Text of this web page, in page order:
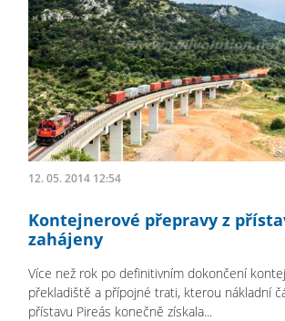
12. 05. 2014 12:54
Kontejnerové přepravy z
zahájeny
Více než rok po definitivním dokončení
překladiště a přípojné trati, kterou nákladní
přístavu Pireás konečně získala...